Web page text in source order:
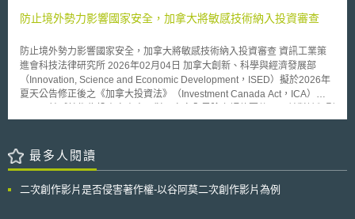
非中國知名涼茶「王老吉」所屬的廣州醫藥集團有限公司，若終審法院最後
「王老吉」品牌。因此企業若要避免此類商標搶註風險，應事前在品牌拓展
規劃時期同步做好「商標布局」規劃。否則，只能透過事後向商標專責機關
「即時主張救濟」，如：以「商標未使用」主張申請廢止該商標。 本文同
步刊登於TIPS網站（https://www.tips.org.tw）
各國將承諾共同致力促進一個開放、安全、穩定、便利、友善的ICT環境。
立信任措施以及自願而不具拘束力之行為規範。此外，澳洲與東協簽訂共同
打擊國際恐怖主義備忘錄(Memorandum of Understanding (MoU) on
Cooperation to Counter International Terrorism)，以打擊恐怖及暴力極端
主義，其中合作內容即包含有網路情報交流、提供能力建構方案以幫助偵查
及打擊恐怖活動等。 次之，在東協-澳洲智慧城市倡議(ASEAN-
育、培訓、技術援助及創新支援並投資發展永續性都市化之研究。在綠色基
礎設施、水資源管理、再生能源、創新科技技術、數據分析以及交通運輸
上，澳洲願意共享經驗與知識。此外，澳洲與東協亦將合作開發一系列高效
防止境外勢力影響國家安全，加拿大將敏感技術納入投資審查
防止境外勢力影響國家安全，加拿大將敏感技術納入投資審查 資訊工業策
進會科技法律研究所 2026年02月04日 加拿大創新、科學與經濟發展部
（Innovation, Science and Economic Development，ISED）擬於2026年
夏天公告修正後之《加拿大投資法》（Investment Canada Act，ICA）
之投資，採事前申報制[3]。加拿大政府定期盤點敏感技術項目，研究者應自
方式，防免境外勢力取得加拿大敏感技術，本文分析如下。 壹、背景摘要
依據加拿大於2025年10月公布之《2025年至2027年監理前瞻計畫：外國投
Investment Review and Economic Security Branch），於C-34法案（Bill
最多人閱讀
二次創作影片是否侵害著作權-以谷阿莫二次創作影片為例